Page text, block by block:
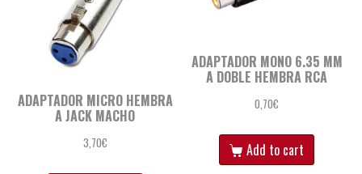
ADAPTADOR MICRO HEMBRA
A JACK MACHO
3,70€
ADAPTADOR MONO 6.35 MM
A DOBLE HEMBRA RCA
0,70€
Add to cart